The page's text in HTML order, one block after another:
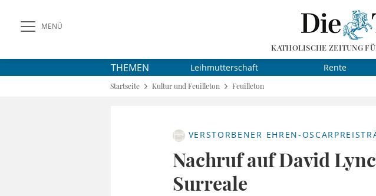
MENÜ
KATHOLISCHE ZEITUNG
THEMEN Leihmutterschaft Rente
Startseite Kultur und Feuilleton Feuilleton
VERSTORBENER EHREN-
Nachruf auf David
Surreale